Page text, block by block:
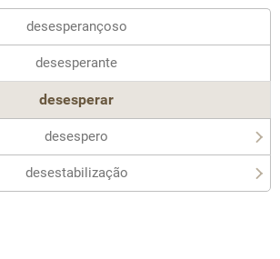
desesperançoso
desesperante
desesperar
desespero
desestabilização